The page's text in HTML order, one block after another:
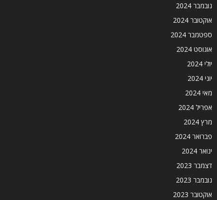
נובמבר 2024
אוקטובר 2024
ספטמבר 2024
אוגוסט 2024
יולי 2024
יוני 2024
מאי 2024
אפריל 2024
מרץ 2024
פברואר 2024
ינואר 2024
דצמבר 2023
נובמבר 2023
אוקטובר 2023